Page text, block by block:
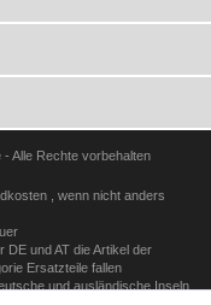
Alle Rechte vorbehalten
, wenn nicht anders
und AT die Artikel der
Ersatzteile fallen
und ausländische Inseln